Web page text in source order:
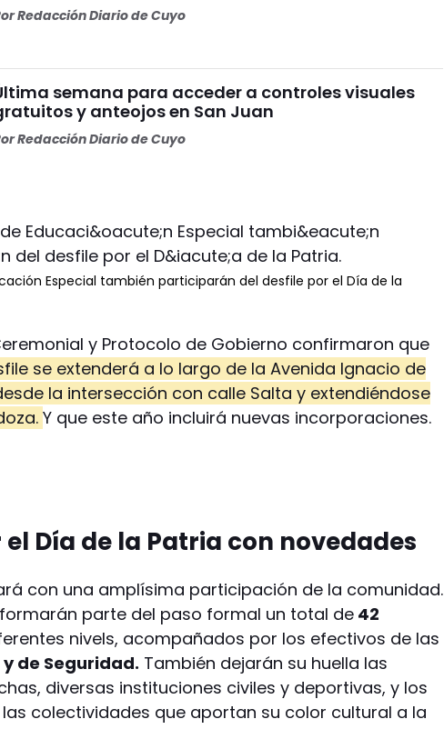
Redacción Diario de Cuyo
semana para acceder a controles visuales
y anteojos en San Juan
Redacción Diario de Cuyo
Especial también participarán del desfile por el Día de la
y Protocolo de Gobierno confirmaron que
se extenderá a lo largo de la Avenida Ignacio de
la intersección con calle Salta y extendiéndose
Y que este año incluirá nuevas incorporaciones.
el Día de la Patria con novedades
con una amplísima participación de la comunidad.
parte del paso formal un total de 42
nivels, acompañados por los efectivos de las
de Seguridad. También dejarán su huella las
diversas instituciones civiles y deportivas, y los
colectividades que aportan su color cultural a la